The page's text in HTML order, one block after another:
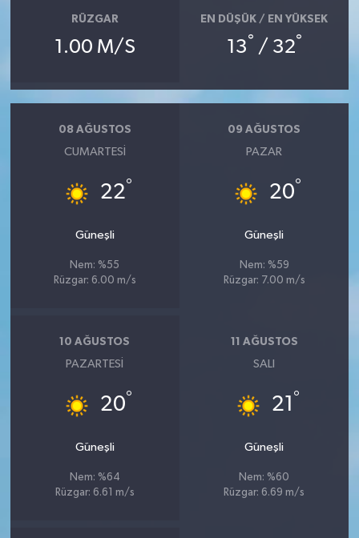
RÜZGAR
1.00 M/S
EN DÜŞÜK / EN YÜKSEK
13° / 32°
08 AĞUSTOS
CUMARTESI
22°
Güneşli
Nem: %55
Rüzgar: 6.00 m/s
09 AĞUSTOS
PAZAR
20°
Güneşli
Nem: %59
Rüzgar: 7.00 m/s
10 AĞUSTOS
PAZARTESI
20°
Güneşli
Nem: %64
Rüzgar: 6.61 m/s
11 AĞUSTOS
SALI
21 °
Güneşli
Nem: %60
Rüzgar: 6.69 m/s